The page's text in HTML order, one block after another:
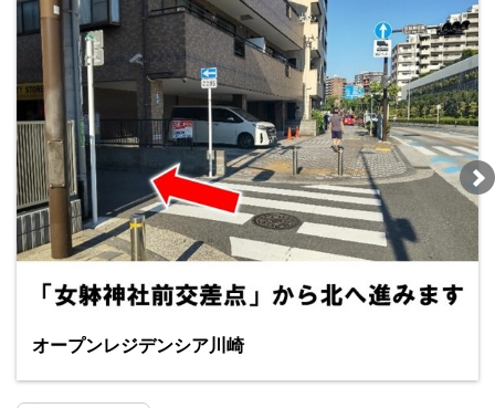
オープンレジデンシア川崎